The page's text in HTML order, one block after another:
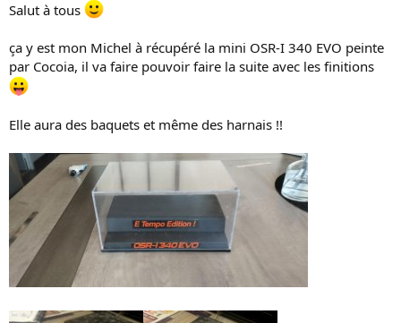
Salut à tous
ça y est mon Michel à récupéré la mini OSR-I 340 EVO peinte
par Cocoia, il va faire pouvoir faire la suite avec les finitions
Elle aura des baquets et même des harnais !!